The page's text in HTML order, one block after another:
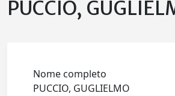
PUCCIO,
Nome completo
PUCCIO, GUGLIELMO